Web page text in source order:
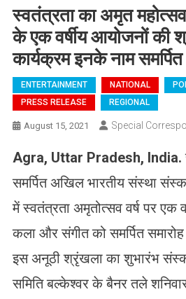
स्वतंत्रता का अमृत
के एक वर्षीय आयोजनों की
कार्यक्रम इनके नाम समर्पित
ENTERTAINMENT NATIONAL
PRESS RELEASE
REGIONAL
August 15, 2021 Special
Agra, Uttar Pradesh, India.
समर्पित अखिल भारतीय संस्था
में स्वतंत्रता अमृतोत्सव वर्ष पर एक
कला और संगीत को समर्पित
इस अनूठी श्रृंखला का शुभारंभ
समिति बल्केश्वर के बैनर तले